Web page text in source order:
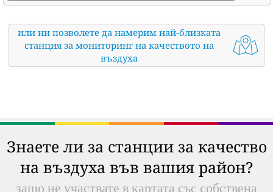
или ни позволете да намерим най-близката
станция за мониторинг на качеството на
въздуха
Знаете ли за станции за качество
на въздуха във вашия район?
защо не участвате в картата със собствена